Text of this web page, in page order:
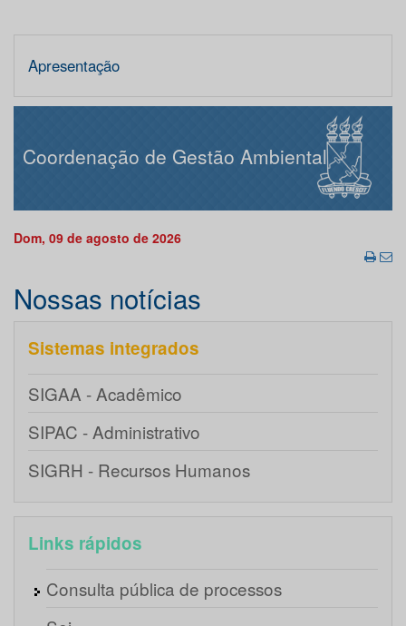
Apresentação
Coordenação de Gestão Ambiental
Dom, 09 de agosto de 2026
Nossas notícias
Sistemas integrados
SIGAA - Acadêmico
SIPAC - Administrativo
SIGRH - Recursos Humanos
Links rápidos
Consulta pública de processos